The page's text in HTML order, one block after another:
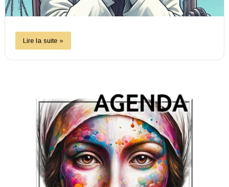
Lire la suite »